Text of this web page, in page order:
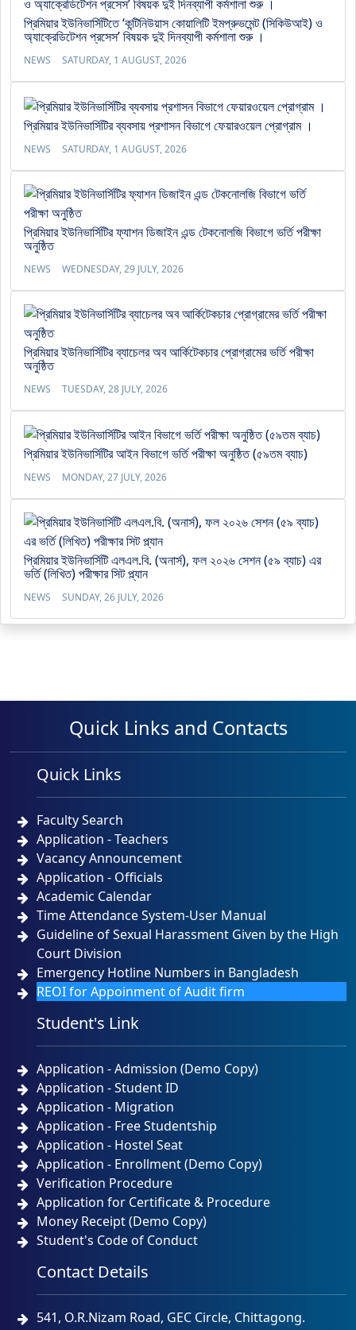
প্রিমিয়ার ইউনিভার্সিটিতে ‘কন্টিনিউয়াস কোয়ালিটি ইমপ্রুভমেন্ট (সিকিউআই) ও
অ্যাক্রেডিটেশন প্রসেস’ বিষয়ক দুই দিনব্যাপী কর্মশালা শুরু ।
NEWS SATURDAY, 1 AUGUST, 2026
প্রিমিয়ার ইউনিভার্সিটির ব্যবসায় প্রশাসন বিভাগে ফেয়ারওয়েল প্রোগ্রাম ।
NEWS SATURDAY, 1 AUGUST, 2026
প্রিমিয়ার ইউনিভার্সিটির ফ্যাশন ডিজাইন এন্ড টেকনোলজি বিভাগে ভর্তি পরীক্ষা
অনুষ্ঠিত
NEWS WEDNESDAY, 29 JULY, 2026
প্রিমিয়ার ইউনিভার্সিটির ব্যাচেলর অব আর্কিটেকচার প্রোগ্রামের ভর্তি পরীক্ষা
অনুষ্ঠিত
NEWS TUESDAY, 28 JULY, 2026
প্রিমিয়ার ইউনিভার্সিটির আইন বিভাগে ভর্তি পরীক্ষা অনুষ্ঠিত (৫৯তম ব্যাচ)
NEWS MONDAY, 27 JULY, 2026
প্রিমিয়ার ইউনিভার্সিটি এলএল.বি. (অনার্স), ফল ২০২৬ সেশন (৫৯ ব্যাচ) এর
ভর্তি (লিখিত) পরীক্ষার সিট প্ল্যান
NEWS SUNDAY, 26 JULY, 2026
Quick Links and Contacts
Quick Links
Faculty Search
Application - Teachers
Vacancy Announcement
Application - Officials
Academic Calendar
Time Attendance System-User Manual
Guideline of Sexual Harassment Given by the High
Court Division
Emergency Hotline Numbers in Bangladesh
REOI for Appoinment of Audit firm
Student's Link
Application - Admission (Demo Copy)
Application - Student ID
Application - Migration
Application - Free Studentship
Application - Hostel Seat
Application - Enrollment (Demo Copy)
Verification Procedure
Application for Certificate & Procedure
Money Receipt (Demo Copy)
Student's Code of Conduct
Contact Details
541, O.R.Nizam Road, GEC Circle, Chittagong.